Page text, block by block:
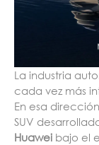
La industria
cada vez más
En esa
SUV
Huawei bajo el